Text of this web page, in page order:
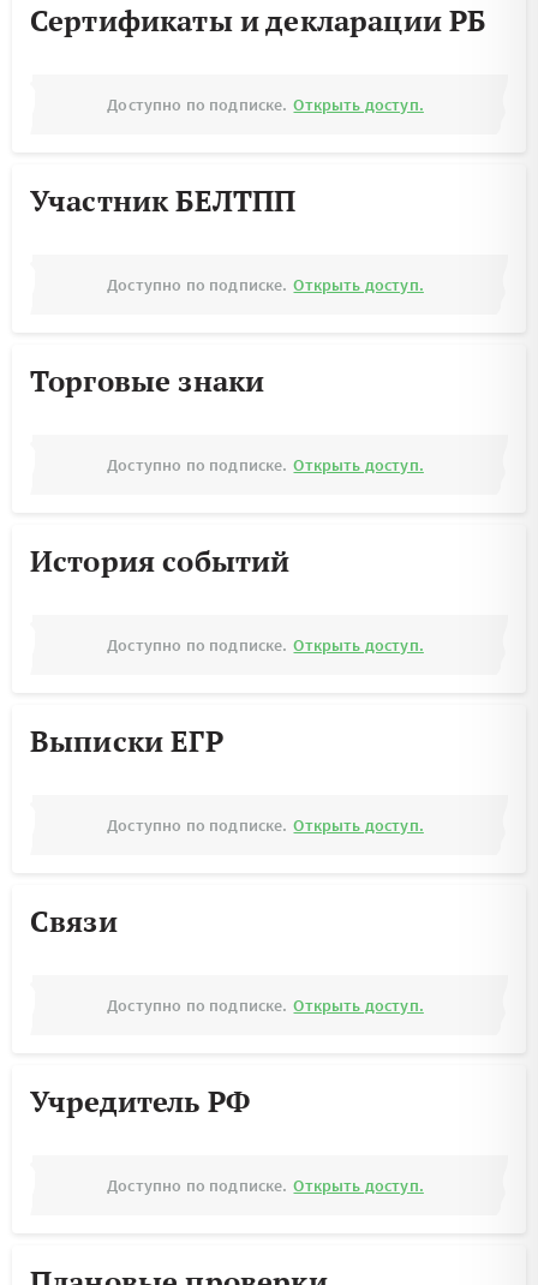
Сертификаты и декларации РБ
Доступно по подписке. Открыть доступ.
Участник БЕЛТПП
Доступно по подписке. Открыть доступ.
Торговые знаки
Доступно по подписке. Открыть доступ.
История событий
Доступно по подписке. Открыть доступ.
Выписки ЕГР
Доступно по подписке. Открыть доступ.
Связи
Доступно по подписке. Открыть доступ.
Учредитель РФ
Доступно по подписке. Открыть доступ.